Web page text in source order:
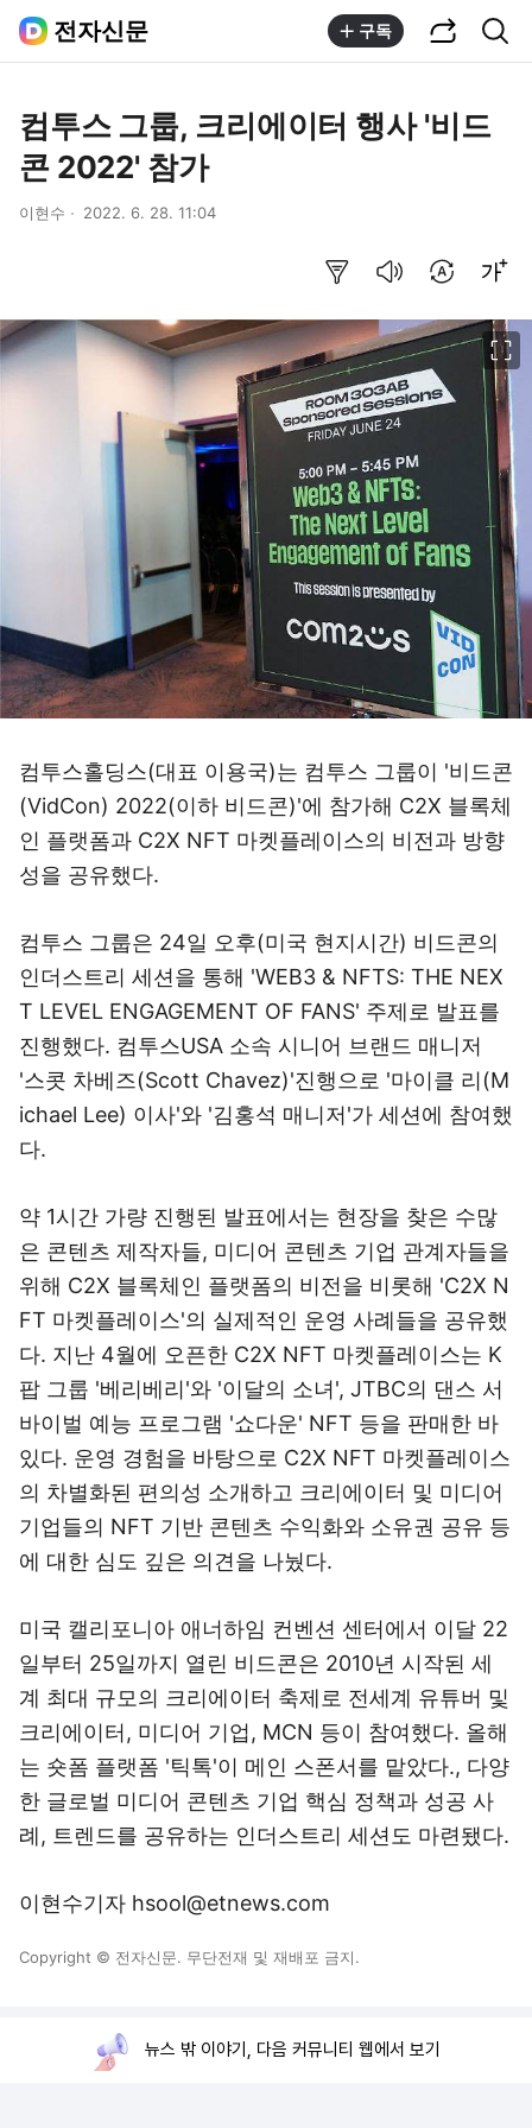
전자신문 구독
컴투스 그룹, 크리에이터 행사 '비드
콘 2022' 참가
이현수 2022. 6. 28. 11:04
컴투스홀딩스(대표 이용국)는 컴투스 그룹이 '비드콘
(VidCon) 2022(이하 비드콘)'에 참가해 C2X 블록체
인 플랫폼과 C2X NFT 마켓플레이스의 비전과 방향
성을 공유했다.
컴투스 그룹은 24일 오후(미국 현지시간) 비드콘의
인더스트리 세션을 통해 'WEB3 & NFTS: THE NEX
T LEVEL ENGAGEMENT OF FANS' 주제로 발표를
진행했다. 컴투스USA 소속 시니어 브랜드 매니저
'스콧 차베즈(Scott Chavez)'진행으로 '마이클 리(M
ichael Lee) 이사'와 '김홍석 매니저'가 세션에 참여했
다.
약 1시간 가량 진행된 발표에서는 현장을 찾은 수많
은 콘텐츠 제작자들, 미디어 콘텐츠 기업 관계자들을
위해 C2X 블록체인 플랫폼의 비전을 비롯해 'C2X N
FT 마켓플레이스'의 실제적인 운영 사례들을 공유했
다. 지난 4월에 오픈한 C2X NFT 마켓플레이스는 K
팝 그룹 '베리베리'와 '이달의 소녀', JTBC의 댄스 서
바이벌 예능 프로그램 '쇼다운' NFT 등을 판매한 바
있다. 운영 경험을 바탕으로 C2X NFT 마켓플레이스
의 차별화된 편의성 소개하고 크리에이터 및 미디어
기업들의 NFT 기반 콘텐츠 수익화와 소유권 공유 등
에 대한 심도 깊은 의견을 나눴다.
미국 캘리포니아 애너하임 컨벤션 센터에서 이달 22
일부터 25일까지 열린 비드콘은 2010년 시작된 세
계 최대 규모의 크리에이터 축제로 전세계 유튜버 및
크리에이터, 미디어 기업, MCN 등이 참여했다. 올해
는 숏폼 플랫폼 '틱톡'이 메인 스폰서를 맡았다., 다양
한 글로벌 미디어 콘텐츠 기업 핵심 정책과 성공 사
례, 트렌드를 공유하는 인더스트리 세션도 마련됐다.
이현수기자 hsool@etnews.com
Copyright © 전자신문. 무단전재 및 재배포 금지.
뉴스 밖 이야기, 다음 커뮤니티 웹에서 보기